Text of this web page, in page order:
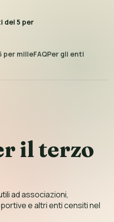
del 5 per
per milleFAQPer gli enti
il terzo
ad associazioni,
e altri enti censiti nel